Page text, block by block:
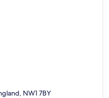
NW1 7BY